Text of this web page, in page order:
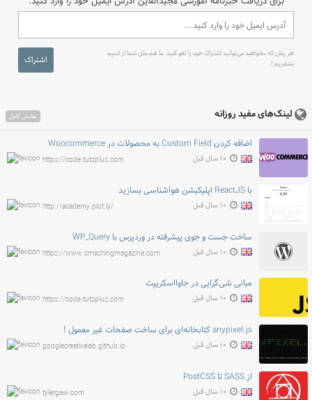
هر زمان که بخواهید می‌توانید اشتراک خود را لغو کنید. ما هم مثل شما از اسپم
متنفریم !
اشتراک
لینک‌های مفید روزانه نمایش کامل
اضافه کردن Custom Field به محصولات در Woocommerce
https://code.tutsplus.com ۱۰ سال قبل
با ReactJS اپلیکیشن هواشناسی بسازید
http://academy.plot.ly/ ۱۰ سال قبل
ساخت جست و جوی پیشرفته در وردپرس با WP_Query
https://www.smashingmagazine.com ۱۰ سال قبل
مبانی شی‌گرایی در جاوااسکریپت
https://code.tutsplus.com ۱۰ سال قبل
anypixel.js کتابخانه‌ای برای ساخت صفحات غیر معمول !
googlecreativelab.github.io ۱۰ سال قبل
از SASS تا PostCSS
tylergaw.com ۱۰ سال قبل